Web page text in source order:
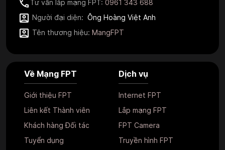
Tư vấn lắp mạng FPT: 0961 343 688
Người đại diện: Ông Hoàng Việt Anh
Tên thương hiệu: MangFPT
Về Mạng FPT
Giới thiệu FPT
Liên kết Thành viên
Khách hàng Đối tác
Tuyển dụng
Dịch vụ
Internet FPT
Lắp mạng FPT
FPT Camera
Truyền hình FPT